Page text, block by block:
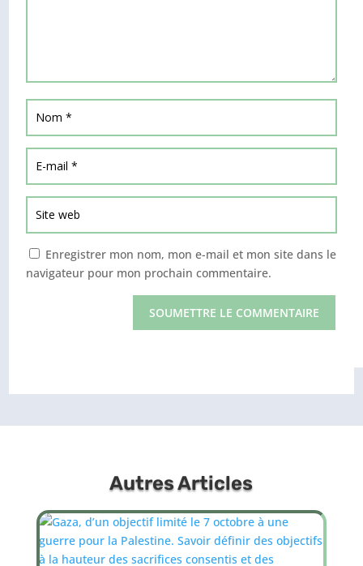
Enregistrer mon nom, mon e-mail et mon site dans le
navigateur pour mon prochain commentaire.
SOUMETTRE LE COMMENTAIRE
Autres Articles